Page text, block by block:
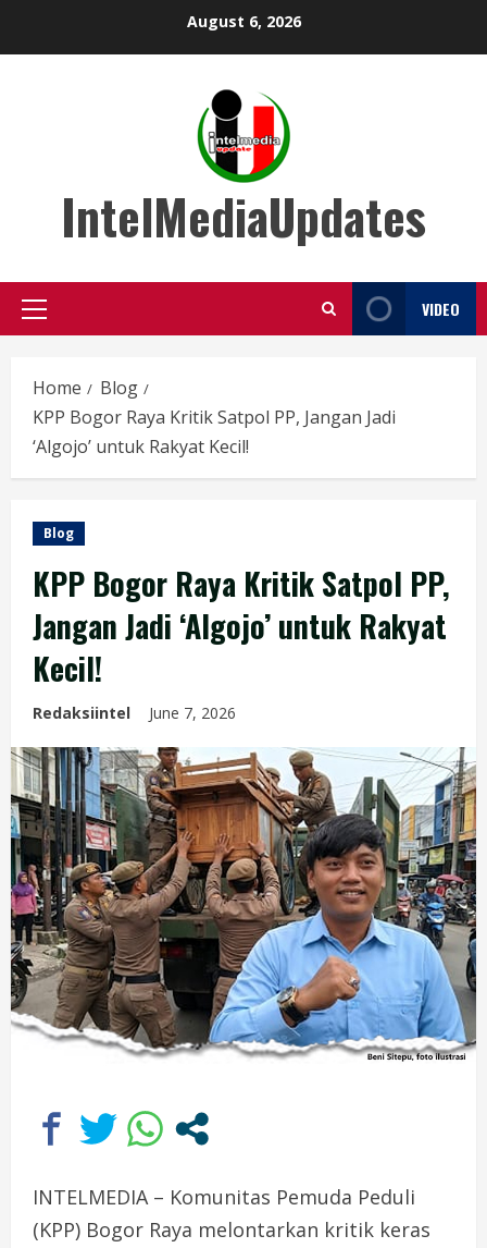
August 6, 2026
IntelMediaUpdates
Primary
VIDEO
Home
Blog
KPP Bogor Raya Kritik Satpol PP, Jangan Jadi
‘Algojo’ untuk Rakyat Kecil!
Blog
KPP Bogor Raya Kritik Satpol PP,
Jangan Jadi ‘Algojo’ untuk Rakyat
Kecil!
Redaksiintel June 7, 2026
INTELMEDIA – Komunitas Pemuda Peduli
(KPP) Bogor Raya melontarkan kritik keras